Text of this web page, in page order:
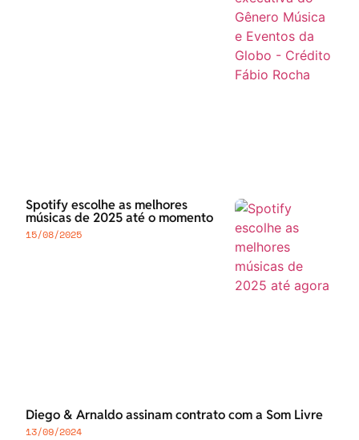
Spotify escolhe as melhores
músicas de 2025 até o momento
15/08/2025
Diego & Arnaldo assinam contrato com a Som Livre
13/09/2024